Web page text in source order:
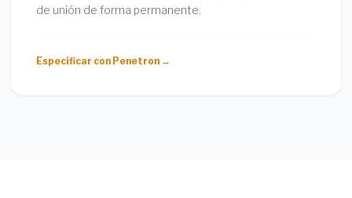
de unión de forma permanente.
Especificar con Penetron →